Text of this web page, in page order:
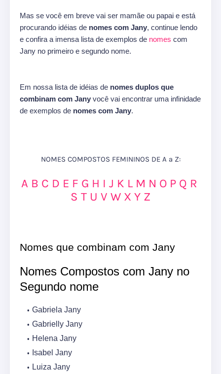
Mas se você em breve vai ser mamãe ou papai e está
procurando idéias de nomes com Jany, continue lendo
e confira a imensa lista de exemplos de nomes com
Jany no primeiro e segundo nome.
Em nossa lista de idéias de nomes duplos que
combinam com Jany você vai encontrar uma infinidade
de exemplos de nomes com Jany.
NOMES COMPOSTOS FEMININOS DE A a Z:
A B C D E F G H I J K L M N O P Q R
S T U V W X Y Z
Nomes que combinam com Jany
Nomes Compostos com Jany no
Segundo nome
Gabriela Jany
Gabrielly Jany
Helena Jany
Isabel Jany
Luiza Jany